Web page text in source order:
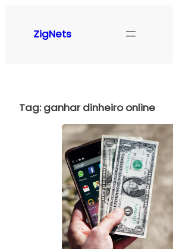
ZigNets
Tag:ganhar dinheiro online